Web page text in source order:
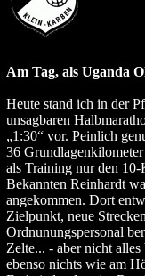
Am Tag, als Uganda
Heute stand ich in der
unsagbaren
„1:30“ vor. Peinlich
36
als Training nur den
Bekannten Reinhardt
angekommen. Dort
Zielpunkt, neue
Ordnunungspersonal
Zelte... - aber nicht
ebenso nichts wie am